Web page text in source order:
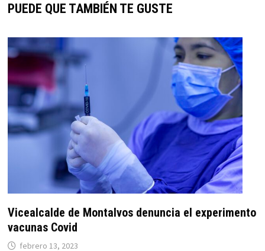
PUEDE QUE TAMBIÉN TE GUSTE
Vicealcalde de Montalvos denuncia el experimento
vacunas Covid
febrero 13, 2023